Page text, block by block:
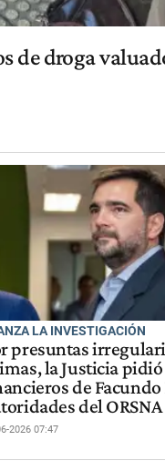
de droga
LA INVESTIGACIÓN
presuntas
la Justicia
de Facundo
del ORSNA
2026 07:47